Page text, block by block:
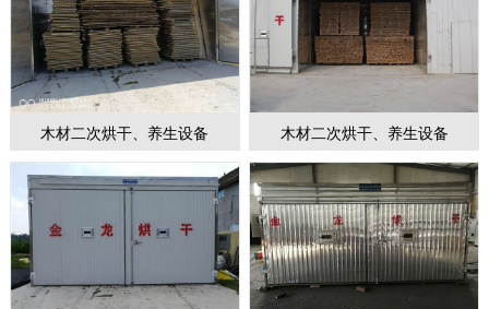
木材二次烘干、养生设备 木材二次烘干、养生设备